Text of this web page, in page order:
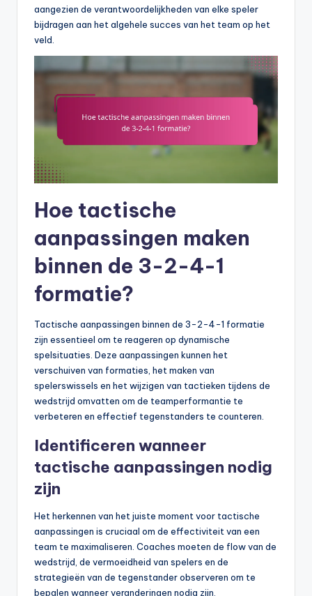
aangezien de verantwoordelijkheden van elke speler
bijdragen aan het algehele succes van het team op het
veld.
Hoe tactische
aanpassingen maken
binnen de 3-2-4-1
formatie?
Tactische aanpassingen binnen de 3-2-4-1 formatie
zijn essentieel om te reageren op dynamische
spelsituaties. Deze aanpassingen kunnen het
verschuiven van formaties, het maken van
spelerswissels en het wijzigen van tactieken tijdens de
wedstrijd omvatten om de teamperformantie te
verbeteren en effectief tegenstanders te counteren.
Identificeren wanneer
tactische aanpassingen nodig
zijn
Het herkennen van het juiste moment voor tactische
aanpassingen is cruciaal om de effectiviteit van een
team te maximaliseren. Coaches moeten de flow van de
wedstrijd, de vermoeidheid van spelers en de
strategieën van de tegenstander observeren om te
bepalen wanneer veranderingen nodig zijn.